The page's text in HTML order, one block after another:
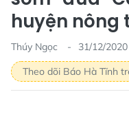
huyện nông
Thúy Ngọc
31/12/
Theo dõi Báo Hà Tĩnh